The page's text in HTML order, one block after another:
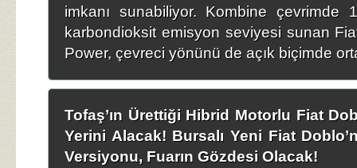
imkanı sunabiliyor. Kombine çevrimde
karbondioksit emisyon seviyesi sunan
Power, çevreci yönünü de açık biçimde
Tofaş’ın Ürettiği Hibrid Motorlu Fiat
Yerini Alacak! Bursalı Yeni Fiat
Versiyonu, Fuarın Gözdesi Olacak!